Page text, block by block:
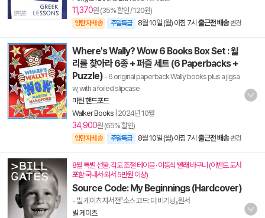
11,370원 (35% 할인 / 120원)
양탄자배송 주말특급 8월 10일 (월) 아침 7시 출근전 배송 변경
Where's Wally? Wow 6 Books Box Set : 월
리를 찾아라 6종 + 퍼즐 세트 (6 Paperbacks +
Puzzle) - 6 original paperback Wally books plus a jigsa
w, with a foiled slipcase
마틴 핸드포드
Walker Books 2024년 10월
34,900원 (65% 할인)
양탄자배송 주말특급 8월 10일 (월) 아침 7시 출근전 배송 변경
8월 특별 선물. 각도 조절 테이블 · 이동식 빨래 바구니 (이벤트 도서
포함 국내서·외서 5만원 이상)
Source Code: My Beginnings (Hardcover)
- 빌 게이츠 자서전『소스 코드: 더 비기닝』원서
빌 게이츠